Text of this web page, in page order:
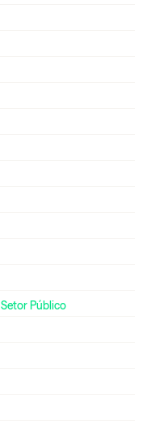
Público